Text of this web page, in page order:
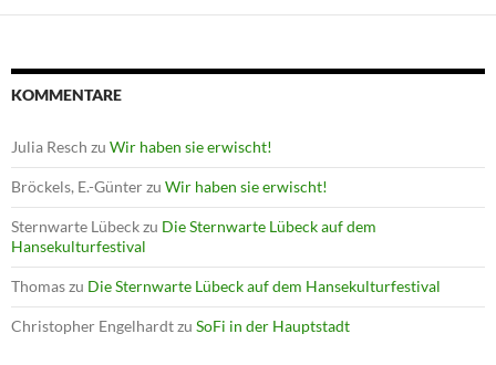
KOMMENTARE
Julia Resch zu Wir haben sie erwischt!
Bröckels, E.-Günterzu Wir haben sie erwischt!
Sternwarte Lübeckzu Die Sternwarte Lübeck auf dem
Hansekulturfestival
Thomaszu Die Sternwarte Lübeck auf dem Hansekulturfestival
Christopher Engelhardtzu SoFi in der Hauptstadt